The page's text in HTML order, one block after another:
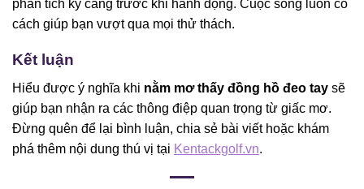
phân tích kỹ càng trước khi hành động. Cuộc sống luôn có
cách giúp bạn vượt qua mọi thử thách.
Kết luận
Hiểu được ý nghĩa khi nằm mơ thấy đồng hồ đeo tay sẽ
giúp bạn nhận ra các thông điệp quan trọng từ giấc mơ.
Đừng quên để lại bình luận, chia sẻ bài viết hoặc khám
phá thêm nội dung thú vị tại Kentackgolf.vn.